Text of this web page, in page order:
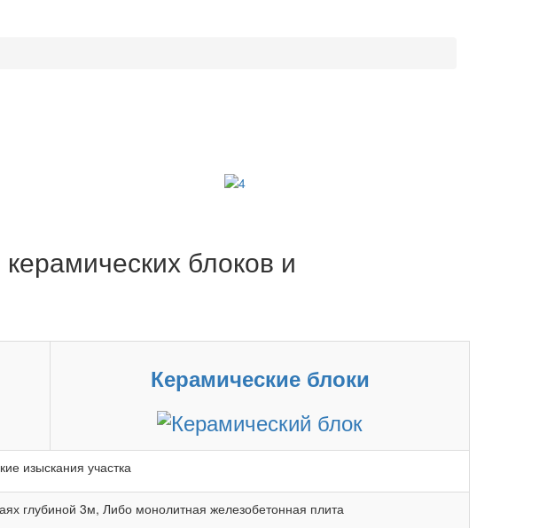
блоков и
Керамические блоки
изыскания участка
глубиной 3м, Либо монолитная железобетонная плита